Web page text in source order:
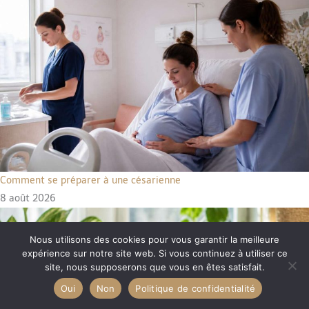
Comment se préparer à une césarienne
8 août 2026
Nous utilisons des cookies pour vous garantir la meilleure
expérience sur notre site web. Si vous continuez à utiliser ce
site, nous supposerons que vous en êtes satisfait.
Oui
Non Politique de confidentialité